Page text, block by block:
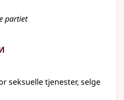
partiet
seksuelle tjenester, selge